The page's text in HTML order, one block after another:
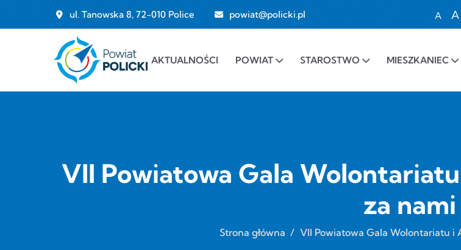
Przejdź do treści
ul. Tanowska 8, 72-010 Police powiat@policki.pl
A
Set
A
AKTUALNOŚCI POWIAT STAROSTWO MIESZKANIEC
VII Powiatowa Gala
za nami
Strona główna / VII Powiatowa Gala Wolontariatu i